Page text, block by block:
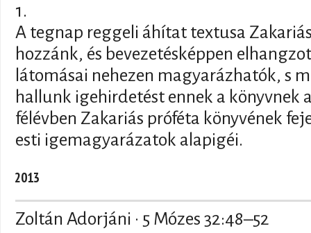
1.
A tegnap reggeli áhítat textusa
hozzánk, és bevezetésképpen
látomásai nehezen magyarázhatók, s
hallunk igehirdetést ennek a könyvnek
félévben Zakariás próféta könyvének
esti igemagyarázatok alapigéi.
2013
Zoltán Adorjáni · 5 Mózes 32:48–52